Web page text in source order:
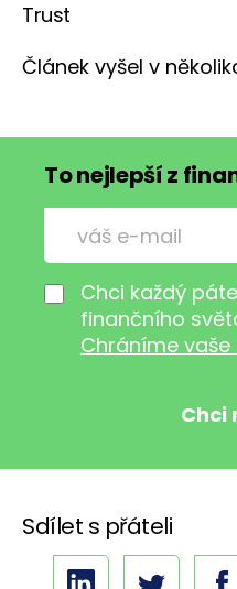
Trust
Článek vyšel v
To nejlepší z
Chci každý
finančního
Chráníme
Sdílet s přáteli